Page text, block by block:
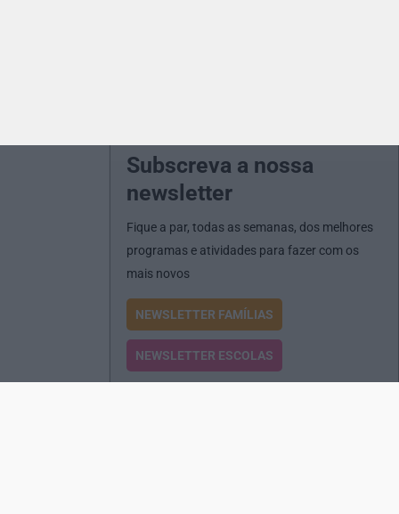
Subscreva a nossa
newsletter
Fique a par, todas as semanas, dos melhores
programas e atividades para fazer com os
mais novos
NEWSLETTER FAMÍLIAS
NEWSLETTER ESCOLAS